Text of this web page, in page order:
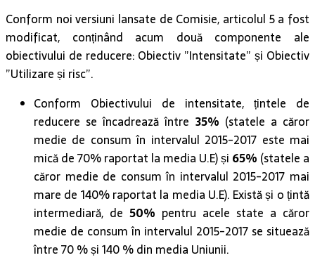
Conform noi versiuni lansate de Comisie, articolul 5 a fost
modificat, conținând acum două componente ale
obiectivului de reducere: Obiectiv ”Intensitate” și Obiectiv
”Utilizare și risc”.
Conform Obiectivului de intensitate, țintele de
reducere se încadrează între 35% (statele a căror
medie de consum în intervalul 2015-2017 este mai
mică de 70% raportat la media U.E) și 65% (statele a
căror medie de consum în intervalul 2015-2017 mai
mare de 140% raportat la media U.E). Există și o țintă
intermediară, de 50% pentru acele state a căror
medie de consum în intervalul 2015-2017 se situează
între 70 % și 140 % din media Uniunii.